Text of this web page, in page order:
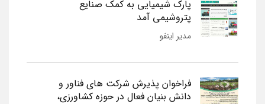
پارک شیمیایی به کمک صنایع
پتروشیمی آمد
مدیر اینفو
فراخوان پذیرش شرکت های فناور و
دانش بنیان فعال در حوزه کشاورزی،